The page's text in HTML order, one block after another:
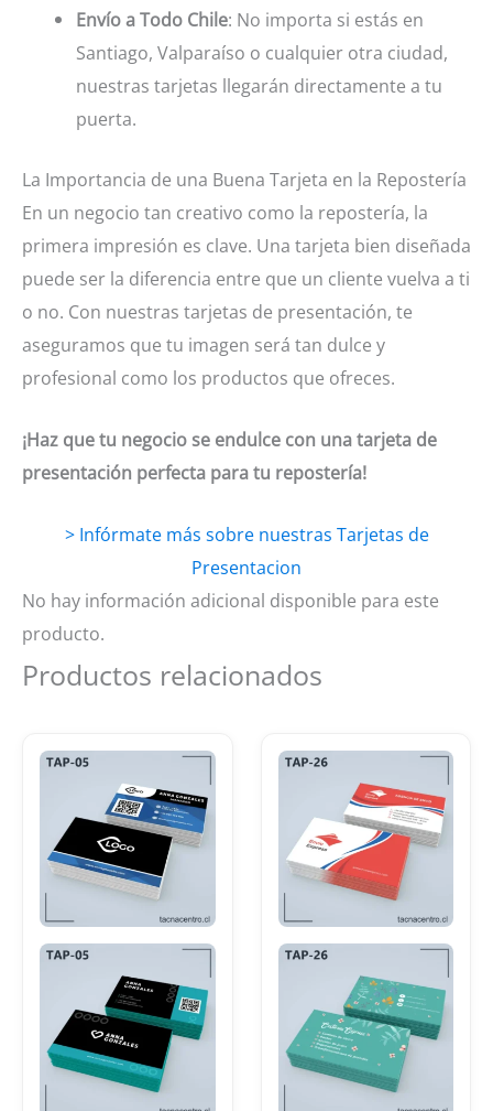
Envío a Todo Chile: No importa si estás en
Santiago, Valparaíso o cualquier otra ciudad,
nuestras tarjetas llegarán directamente a tu
puerta.
La Importancia de una Buena Tarjeta en la Repostería
En un negocio tan creativo como la repostería, la
primera impresión es clave. Una tarjeta bien diseñada
puede ser la diferencia entre que un cliente vuelva a ti
o no. Con nuestras tarjetas de presentación, te
aseguramos que tu imagen será tan dulce y
profesional como los productos que ofreces.
¡Haz que tu negocio se endulce con una tarjeta de
presentación perfecta para tu repostería!
> Infórmate más sobre nuestras Tarjetas de
Presentacion
No hay información adicional disponible para este
producto.
Productos relacionados